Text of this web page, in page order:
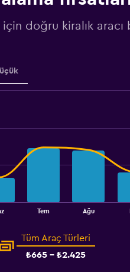
doğru kiralık aracı
Tem Ağu
Tüm Araç Türleri
₺665 - ₺2.425